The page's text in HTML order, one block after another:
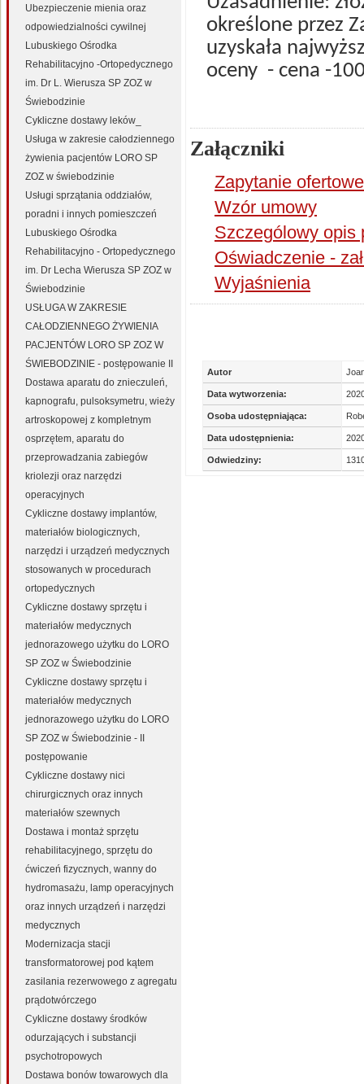
określone przez
uzyskała
oceny - cena -
Załączniki
Zapytanie ofertowe
Wzór umowy
Szczególowy opis
Oświadczenie -
Wyjaśnienia
Autor
Data wytworzenia:
Osoba udostępniająca:
Data udostępnienia:
Odwiedziny:
Ubezpieczenie mienia oraz
odpowiedzialności cywilnej
Lubuskiego Ośrodka
Rehabilitacyjno -Ortopedycznego
im. Dr L. Wierusza SP ZOZ w
Świebodzinie
Cykliczne dostawy leków_
Usługa w zakresie całodziennego
żywienia pacjentów LORO SP
ZOZ w świebodzinie
Usługi sprzątania oddziałów,
poradni i innych pomieszczeń
Lubuskiego Ośrodka
Rehabilitacyjno - Ortopedycznego
im. Dr Lecha Wierusza SP ZOZ w
Świebodzinie
USŁUGA W ZAKRESIE
CAŁODZIENNEGO ŻYWIENIA
PACJENTÓW LORO SP ZOZ W
ŚWIEBODZINIE - postępowanie II
Dostawa aparatu do znieczuleń,
kapnografu, pulsoksymetru, wieży
artroskopowej z kompletnym
osprzętem, aparatu do
przeprowadzania zabiegów
kriolezji oraz narzędzi
operacyjnych
Cykliczne dostawy implantów,
materiałów biologicznych,
narzędzi i urządzeń medycznych
stosowanych w procedurach
ortopedycznych
Cykliczne dostawy sprzętu i
materiałów medycznych
jednorazowego użytku do LORO
SP ZOZ w Świebodzinie
Cykliczne dostawy sprzętu i
materiałów medycznych
jednorazowego użytku do LORO
SP ZOZ w Świebodzinie - II
postępowanie
Cykliczne dostawy nici
chirurgicznych oraz innych
materiałów szewnych
Dostawa i montaż sprzętu
rehabilitacyjnego, sprzętu do
ćwiczeń fizycznych, wanny do
hydromasażu, lamp operacyjnych
oraz innych urządzeń i narzędzi
medycznych
Modernizacja stacji
transformatorowej pod kątem
zasilania rezerwowego z agregatu
prądotwórczego
Cykliczne dostawy środków
odurzających i substancji
psychotropowych
Dostawa bonów towarowych dla